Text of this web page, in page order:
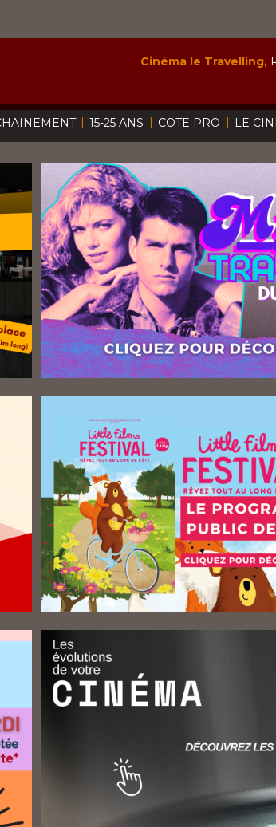
| 15-25 ANS | COTE PRO | LE
Cinéma le Travelling,